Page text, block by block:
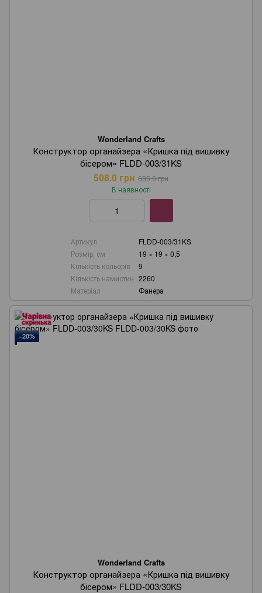
Wonderland Crafts
Конструктор органайзера «Кришка під вишивку
бісером» FLDD-003/31KS
508.0 грн 635.0 грн
В наявності
Артикул
FLDD-003/31KS
Розмір, см
19 × 19 × 0,5
Кількість кольорів
9
Кількість намистин 2260
Матеріал
Фанера
−20%
Wonderland Crafts
Конструктор органайзера «Кришка під вишивку
бісером» FLDD-003/30KS